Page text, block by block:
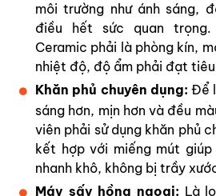
môi trường như ánh sáng,
điều hết sức quan
Ceramic phải là phòng kín,
nhiệt độ, độ ẩm phải đạt
Khăn phủ chuyên dụng: Để
sáng hơn, mịn hơn và đều
viên phải sử dụng khăn phủ
kết hợp với miếng mút
nhanh khô, không bị trầy
Máy sấy hồng ngoại: Là